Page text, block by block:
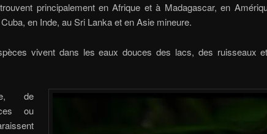
principalement en Afrique et à Madagascar, en
en Inde, au Sri Lanka et en Asie mineure.
vivent dans les eaux douces des lacs, des ruisseaux
de
ou